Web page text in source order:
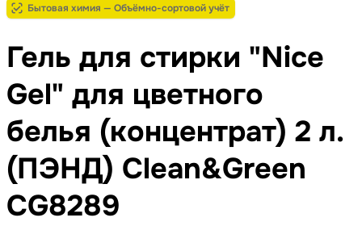
Бытовая химия — Объёмно-сортовой учёт
Гель для стирки "Nice
Gel" для цветного
белья (концентрат) 2 л.
(ПЭНД) Clean&Green
CG8289